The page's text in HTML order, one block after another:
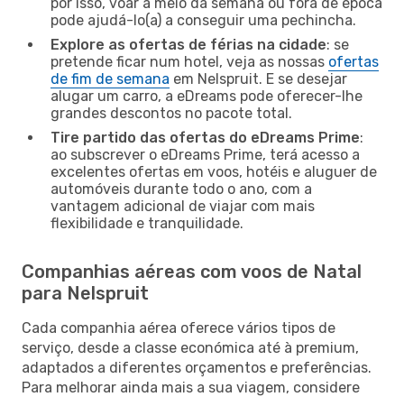
pode ajudá-lo(a) a conseguir uma pechincha.
Explore as ofertas de férias na cidade: se
pretende ficar num hotel, veja as nossas ofertas
de fim de semana em Nelspruit. E se desejar
alugar um carro, a eDreams pode oferecer-lhe
grandes descontos no pacote total.
Tire partido das ofertas do eDreams Prime:
ao subscrever o eDreams Prime, terá acesso a
excelentes ofertas em voos, hotéis e aluguer de
automóveis durante todo o ano, com a
vantagem adicional de viajar com mais
flexibilidade e tranquilidade.
Companhias aéreas com voos de Natal
para Nelspruit
Cada companhia aérea oferece vários tipos de
serviço, desde a classe económica até à premium,
adaptados a diferentes orçamentos e preferências.
Para melhorar ainda mais a sua viagem, considere